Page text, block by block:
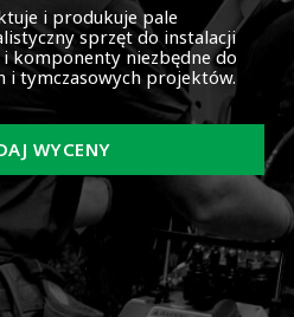
i produkuje pale
sprzęt do instalacji
komponenty niezbędne do
i tymczasowych projektów.
WYCENY